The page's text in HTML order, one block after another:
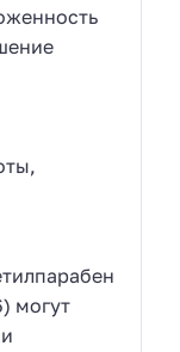
могут